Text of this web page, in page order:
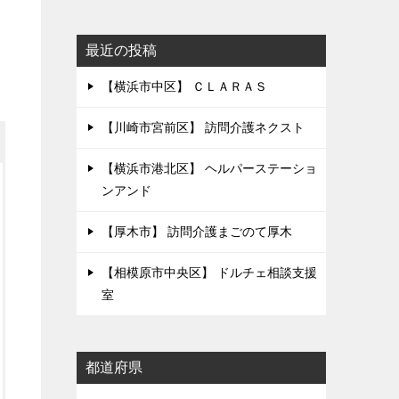
最近の投稿
【横浜市中区】 ＣＬＡＲＡＳ
【川崎市宮前区】 訪問介護ネクスト
【横浜市港北区】 ヘルパーステーショ
ンアンド
【厚木市】 訪問介護まごのて厚木
【相模原市中央区】 ドルチェ相談支援
室
都道府県